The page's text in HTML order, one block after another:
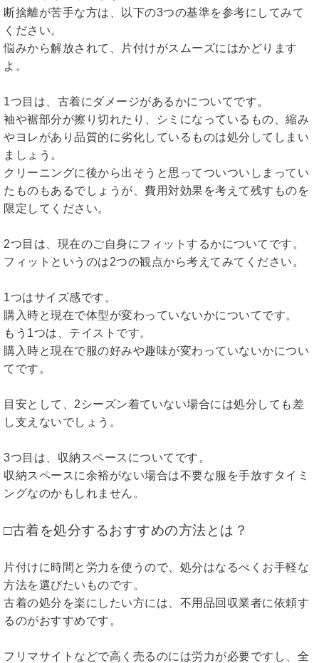
断捨離が苦手な方は、以下の3つの基準を参考にしてみて
ください。
悩みから解放されて、片付けがスムーズにはかどります
よ。
1つ目は、古着にダメージがあるかについてです。
袖や裾部分が擦り切れたり、シミになっているもの、縮み
やヨレがあり品質的に劣化しているものは処分してしまい
ましょう。
クリーニングに後から出そうと思ってついついしまってい
たものもあるでしょうが、費用対効果を考えて残すものを
限定してください。
2つ目は、現在のご自身にフィットするかについてです。
フィットというのは2つの観点から考えてみてください。
1つはサイズ感です。
購入時と現在で体型が変わっていないかについてです。
もう1つは、テイストです。
購入時と現在で服の好みや趣味が変わっていないかについ
てです。
目安として、2シーズン着ていない場合には処分しても差
し支えないでしょう。
3つ目は、収納スペースについてです。
収納スペースに余裕がない場合は不要な服を手放すタイミ
ングなのかもしれません。
□古着を処分するおすすめの方法とは？
片付けに時間と労力を使うので、処分はなるべくお手軽な
方法を選びたいものです。
古着の処分を楽にしたい方には、不用品回収業者に依頼す
るのがおすすめです。
フリマサイトなどで高く売るのには労力が必要ですし、全